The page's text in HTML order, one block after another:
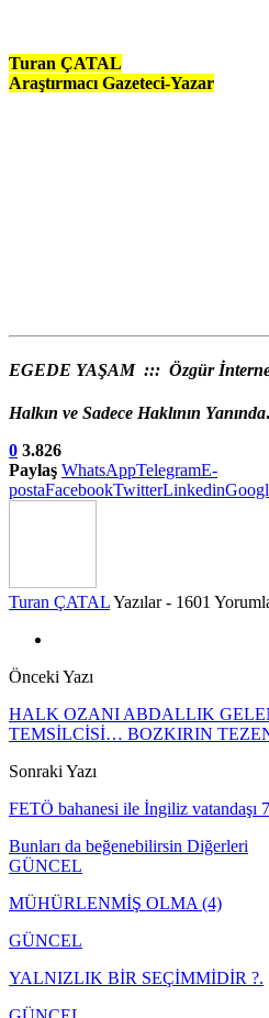
Turan ÇATAL
Araştırmacı Gazeteci-Yazar
EGEDE YAŞAM ::: Özgür
Halkın ve Sadece Haklının
0 3.826
Paylaş WhatsAppTelegramE-
postaFacebookTwitterLinkedin
Turan ÇATALYazılar - 1601
Önceki Yazı
HALK OZANI ABDALLIK
TEMSİLCİSİ… BOZKIRIN
Sonraki Yazı
FETÖ bahanesi ile İngiliz vatandaşı
Bunları da beğenebilirsin Diğerleri
GÜNCEL
MÜHÜRLENMİŞ OLMA (4)
GÜNCEL
YALNIZLIK BİR SEÇİMMİDİR ?.